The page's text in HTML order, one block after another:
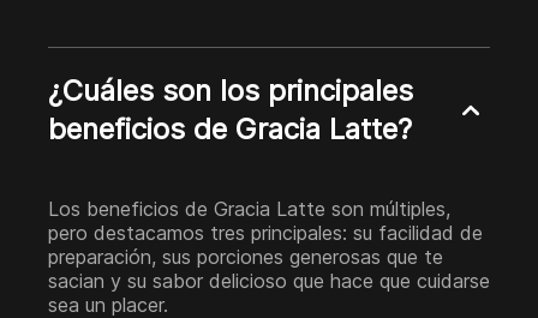
¿Cuáles son los principales
beneficios de Gracia Latte?
Los beneficios de Gracia Latte son múltiples,
pero destacamos tres principales: su facilidad de
preparación, sus porciones generosas que te
sacian y su sabor delicioso que hace que cuidarse
sea un placer.